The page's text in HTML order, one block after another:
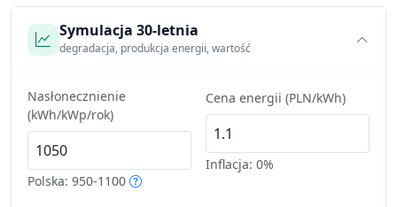
Symulacja 30-letnia
degradacja, produkcja energii, wartość
Nasłonecznienie
(kWh/kWp/rok)
Polska: 950-1100
Cena energii (PLN/kWh)
Inflacja: 0%